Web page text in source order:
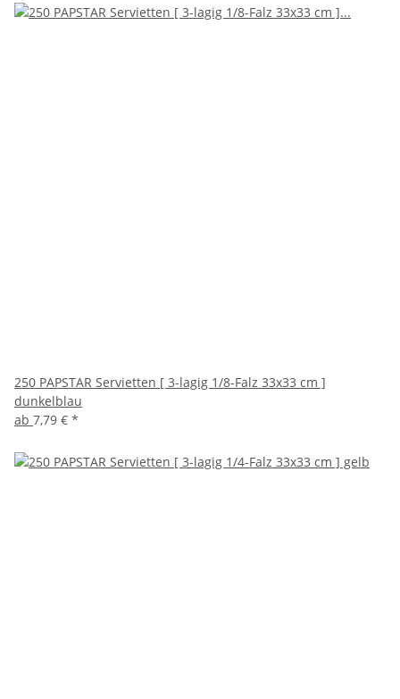
250 PAPSTAR Servietten [ 3-lagig 1/8-Falz 33x33 cm ]
dunkelblau
ab 7,79 € *